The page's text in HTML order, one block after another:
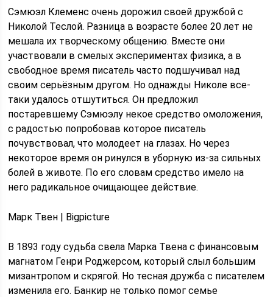
Сэмюэл Клеменс очень дорожил своей дружбой с
Николой Теслой. Разница в возрасте более 20 лет не
мешала их творческому общению. Вместе они
участвовали в смелых экспериментах физика, а в
свободное время писатель часто подшучивал над
своим серьёзным другом. Но однажды Николе все-
таки удалось отшутиться. Он предложил
постаревшему Сэмюэлу некое средство омоложения,
с радостью попробовав которое писатель
почувствовал, что молодеет на глазах. Но через
некоторое время он ринулся в уборную из-за сильных
болей в животе. По его словам средство имело на
него радикальное очищающее действие.
Марк Твен | Bigpicture
В 1893 году судьба свела Марка Твена с финансовым
магнатом Генри Роджерсом, который слыл большим
мизантропом и скрягой. Но тесная дружба с писателем
изменила его. Банкир не только помог семье